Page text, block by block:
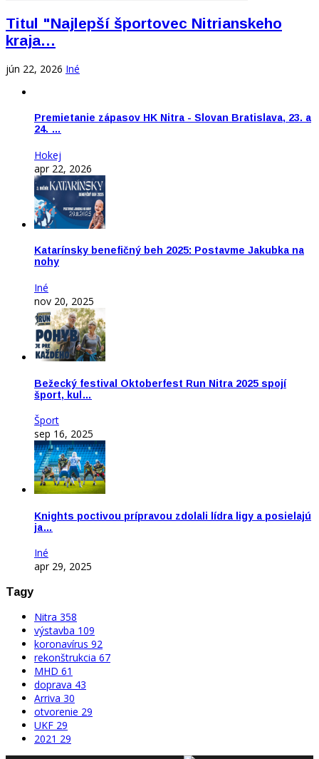
Titul "Najlepší športovec Nitrianskeho
kraja…
jún 22, 2026 Iné
Premietanie zápasov HK Nitra - Slovan Bratislava, 23. a
24. …
Hokej
apr 22, 2026
Katarínsky benefičný beh 2025: Postavme Jakubka na
nohy
Iné
nov 20, 2025
Bežecký festival Oktoberfest Run Nitra 2025 spojí
šport, kul…
Šport
sep 16, 2025
Knights poctivou prípravou zdolali lídra ligy a posielajú
ja…
Iné
apr 29, 2025
Tagy
Nitra 358
výstavba 109
koronavírus 92
rekonštrukcia 67
MHD 61
doprava 43
Arriva 30
otvorenie 29
UKF 29
2021 29